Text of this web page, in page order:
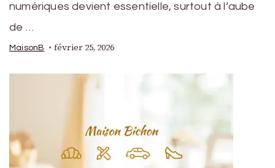
numériques devient essentielle, surtout à l’aube
de …
MaisonB février 25, 2026